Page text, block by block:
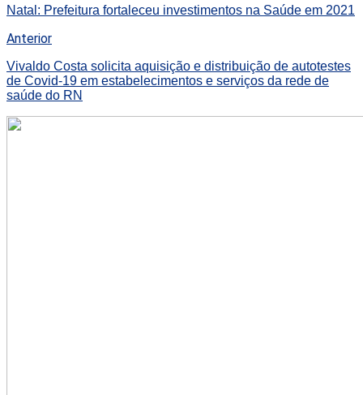
Natal: Prefeitura fortaleceu investimentos na Saúde em 2021
Anterior
Vivaldo Costa solicita aquisição e distribuição de autotestes
de Covid-19 em estabelecimentos e serviços da rede de
saúde do RN